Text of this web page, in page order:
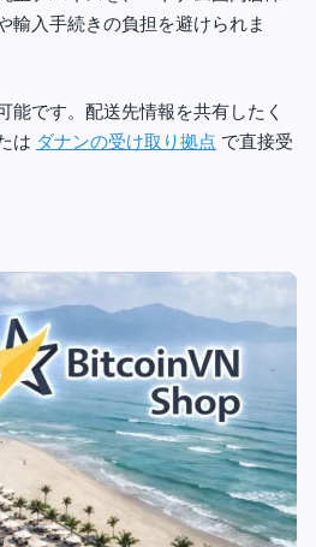
輸入手続きの負担を避けられま
能です。配送先情報を共有したく
は ダナンの受け取り拠点 で直接受